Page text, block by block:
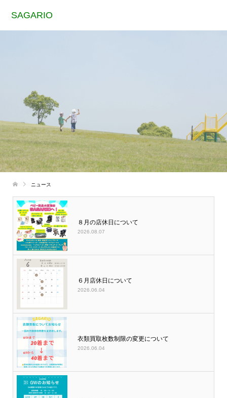
SAGARIO
ニュース
８月の店休日について
2026.08.07
６月店休日について
2026.06.04
衣類買取枚数制限の変更について
2026.06.04